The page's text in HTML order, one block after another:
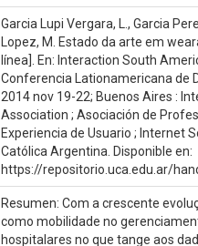
Garcia Lupi Vergara, L., Garcia
Lopez, M. Estado da arte em
línea]. En: Interaction South
Conferencia Lationamericana de
2014 nov 19-22; Buenos Aires :
Association ; Asociación de
Experiencia de Usuario ; Internet
Católica Argentina. Disponible en:
https://repositorio.uca.edu.ar/
Resumen: Com a crescente
como mobilidade no
hospitalares no que tange aos